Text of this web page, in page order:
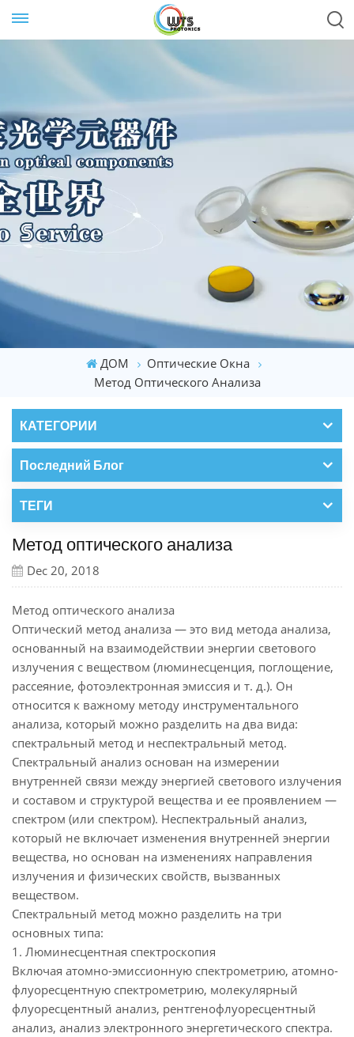
ДОМ
Оптические Окна
Метод Оптического Анализа
КАТЕГОРИИ
Последний Блог
ТЕГИ
Метод оптического анализа
Dec 20, 2018
Метод оптического анализа
Оптический метод анализа — это вид метода анализа,
основанный на взаимодействии энергии светового
излучения с веществом (люминесценция, поглощение,
рассеяние, фотоэлектронная эмиссия и т. д.). Он
относится к важному методу инструментального
анализа, который можно разделить на два вида:
спектральный метод и неспектральный метод.
Спектральный анализ основан на измерении
внутренней связи между энергией светового излучения
и составом и структурой вещества и ее проявлением —
спектром (или спектром). Неспектральный анализ,
который не включает изменения внутренней энергии
вещества, но основан на изменениях направления
излучения и физических свойств, вызванных
веществом.
Спектральный метод можно разделить на три
основных типа:
1. Люминесцентная спектроскопия
Включая атомно-эмиссионную спектрометрию, атомно-
флуоресцентную спектрометрию, молекулярный
флуоресцентный анализ, рентгенофлуоресцентный
анализ, анализ электронного энергетического спектра.